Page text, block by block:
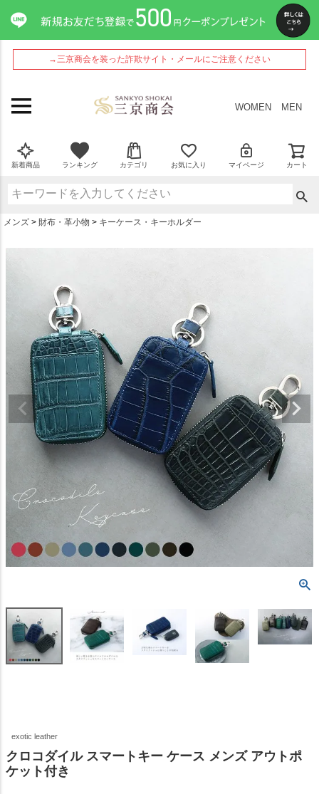
→三京商会を装った詐欺サイト・メールにご注意ください
WOMEN MEN
新着商品 ランキング カテゴリ お気に入り マイページ カート
メンズ 財布・革小物 キーケース・キーホルダー
exotic leather
クロコダイル スマートキー ケース メンズ アウトポ
ケット付き
ペー
ジト
ップ
へ